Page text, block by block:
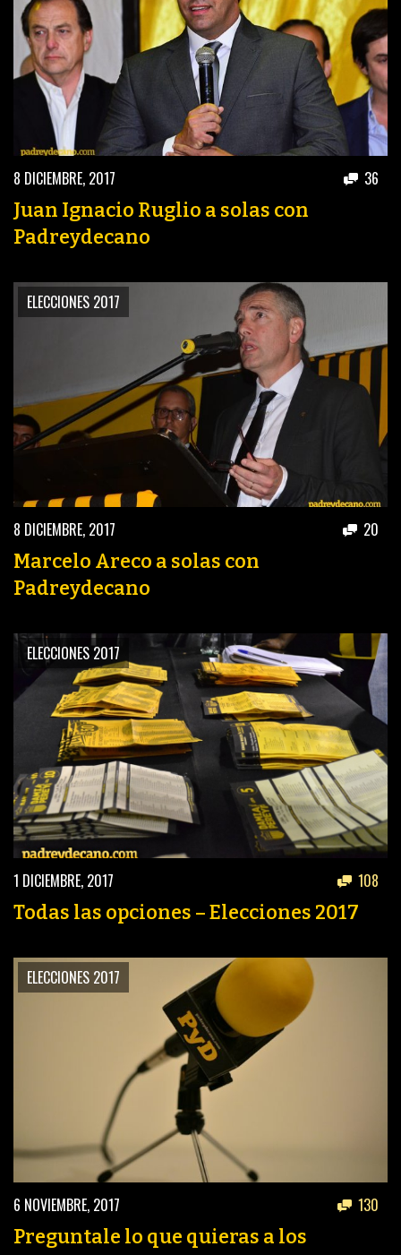
8 DICIEMBRE, 2017 36
Juan Ignacio Ruglio a solas con
Padreydecano
ELECCIONES 2017
8 DICIEMBRE, 2017 20
Marcelo Areco a solas con
Padreydecano
ELECCIONES 2017
1 DICIEMBRE, 2017 108
Todas las opciones – Elecciones 2017
ELECCIONES 2017
6 NOVIEMBRE, 2017 130
Preguntale lo que quieras a los